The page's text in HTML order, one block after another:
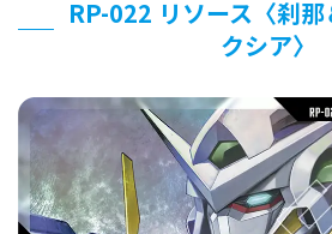
RP-022 リソース〈刹
クシア〉